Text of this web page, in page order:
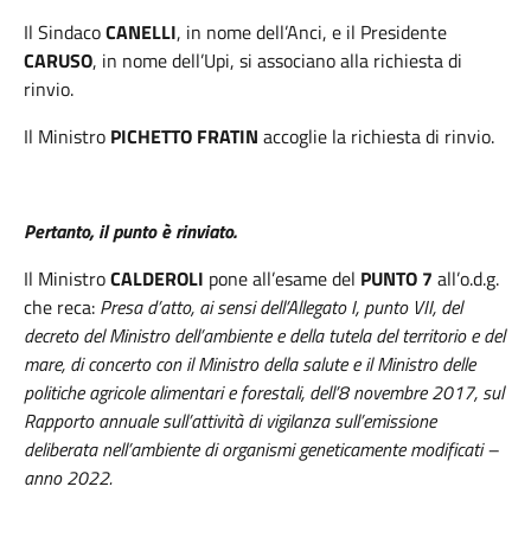
Il SindacoCANELLI, in nome dell’Anci, e il Presidente
CARUSO, in nome dell’Upi, si associano alla richiesta di
rinvio.
Il Ministro PICHETTO FRATIN accoglie la richiesta di rinvio.
Pertanto, il punto è rinviato.
Il MinistroCALDEROLI pone all’esame del PUNTO 7 all’o.d.g.
che reca: Presa d’atto, ai sensi dell’Allegato I, punto VII, del
decreto del Ministro dell’ambiente e della tutela del territorio e del
mare, di concerto con il Ministro della salute e il Ministro delle
politiche agricole alimentari e forestali, dell’8 novembre 2017, sul
Rapporto annuale sull’attività di vigilanza sull’emissione
deliberata nell’ambiente di organismi geneticamente modificati –
anno 2022.